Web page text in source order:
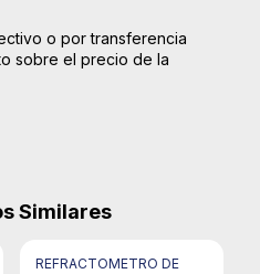
o por transferencia
sobre el precio de la
Similares
REFRACTOMETRO DE